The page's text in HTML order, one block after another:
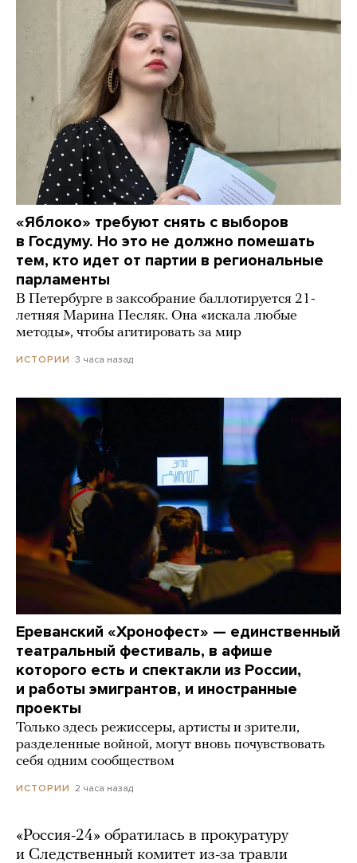
«Яблоко» требуют снять с выборов
в Госдуму. Но это не должно помешать
тем, кто идет от партии в региональные
парламенты
В Петербурге в заксобрание баллотируется 21-
летняя Марина Песляк. Она «искала любые
методы», чтобы агитировать за мир
ИСТОРИИ 3 часа назад
Ереванский «Хронофест» — единственный
театральный фестиваль, в афише
которого есть и спектакли из России,
и работы эмигрантов, и иностранные
проекты
Только здесь режиссеры, артисты и зрители,
разделенные войной, могут вновь почувствовать
себя одним сообществом
ИСТОРИИ 2 часа назад
«Россия-24» обратилась в прокуратуру
и Следственный комитет из-за травли